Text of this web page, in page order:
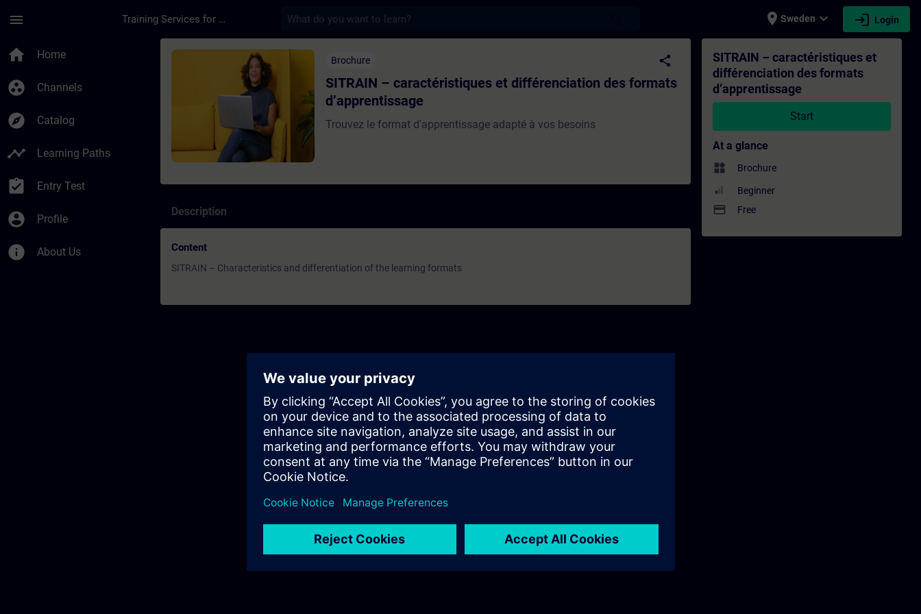
menu Training Services for Digital Industries place Sweden expand_more login Login
home Home
group_work Channels
explore Catalog
timeline Learning Paths
assignment_turned_in Entry Test
account_circle Profile
info About Us
Course - SITRAIN – caractéristiques et différenciation des formats d’apprentissage - Training - Training
Brochure share
SITRAIN – caractéristiques et différenciation des formats
d’apprentissage
Trouvez le format d'apprentissage adapté à vos besoins
Description
Content
SITRAIN – Characteristics and differentiation of the learning formats
SITRAIN – caractéristiques et
différenciation des formats
d’apprentissage
Start
At a glance
widgets Brochure
Beginner
payment Free